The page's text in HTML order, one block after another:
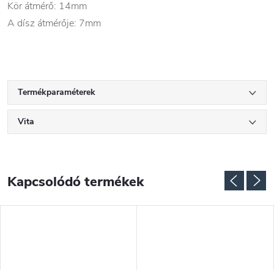
Kör átmérő: 14mm
A dísz átmérője: 7mm
Termékparaméterek
Vita
Kapcsolódó termékek